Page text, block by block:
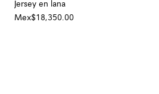
Jersey en lana
Mex$18,350.00